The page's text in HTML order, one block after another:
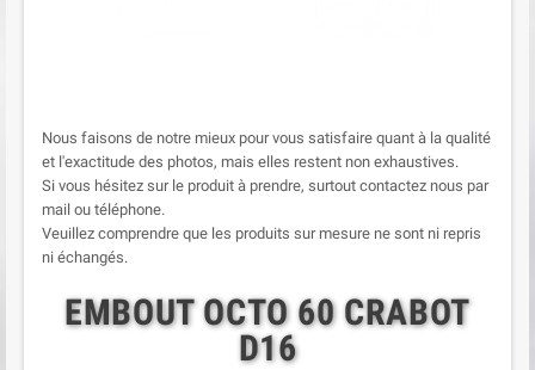
Nous faisons de notre mieux pour vous satisfaire quant à la qualité
et l'exactitude des photos, mais elles restent non exhaustives.
Si vous hésitez sur le produit à prendre, surtout contactez nous par
mail ou téléphone.
Veuillez comprendre que les produits sur mesure ne sont ni repris
ni échangés.
EMBOUT OCTO 60 CRABOT
D16